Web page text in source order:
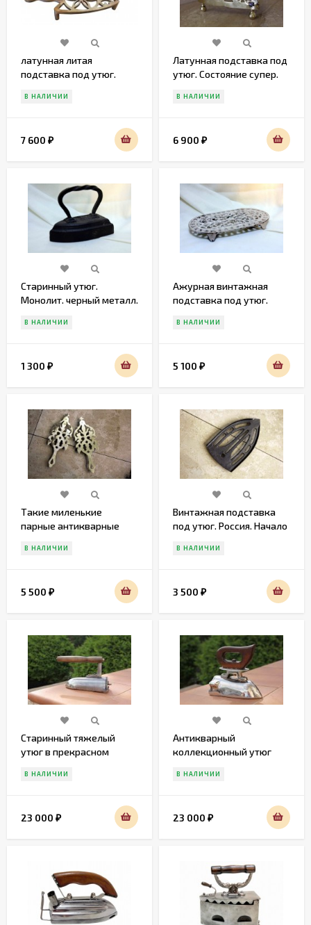
латунная литая
подставка под утюг.
Середина 20 в
В НАЛИЧИИ
7 600 ₽
Латунная подставка под
утюг. Состояние супер.
В НАЛИЧИИ
6 900 ₽
Старинный утюг.
Монолит. черный металл.
В НАЛИЧИИ
1 300 ₽
Ажурная винтажная
подставка под утюг.
В НАЛИЧИИ
5 100 ₽
Такие миленькие
парные антикварные
Начало 20 века
В НАЛИЧИИ
5 500 ₽
Винтажная подставка
под утюг. Россия. Начало
В НАЛИЧИИ
3 500 ₽
Старинный тяжелый
утюг в прекрасном
В НАЛИЧИИ
23 000 ₽
Антикварный
коллекционный утюг
В НАЛИЧИИ
23 000 ₽